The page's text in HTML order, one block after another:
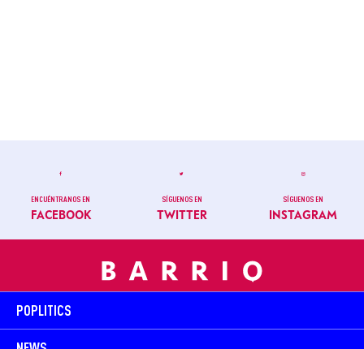
ENCUÉNTRANOS EN
FACEBOOK
SÍGUENOS EN
TWITTER
SÍGUENOS EN
INSTAGRAM
POPLITICS